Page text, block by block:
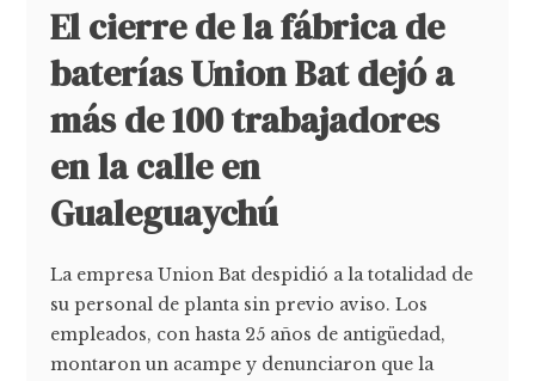
El cierre de la fábrica de
baterías Union Bat dejó a
más de 100 trabajadores
en la calle en
Gualeguaychú
La empresa Union Bat despidió a la totalidad de
su personal de planta sin previo aviso. Los
empleados, con hasta 25 años de antigüedad,
montaron un acampe y denunciaron que la